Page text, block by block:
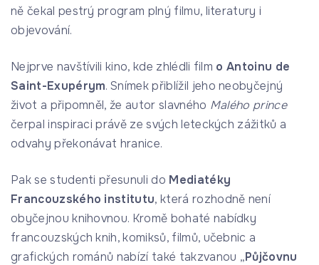
ně čekal pestrý program plný filmu, literatury i
objevování.
Nejprve navštívili kino, kde zhlédli film o Antoinu de
Saint-Exupérym. Snímek přiblížil jeho neobyčejný
život a připomněl, že autor slavného Malého prince
čerpal inspiraci právě ze svých leteckých zážitků a
odvahy překonávat hranice.
Pak se studenti přesunuli do Mediatéky
Francouzského institutu, která rozhodně není
obyčejnou knihovnou. Kromě bohaté nabídky
francouzských knih, komiksů, filmů, učebnic a
grafických románů nabízí také takzvanou „Půjčovnu